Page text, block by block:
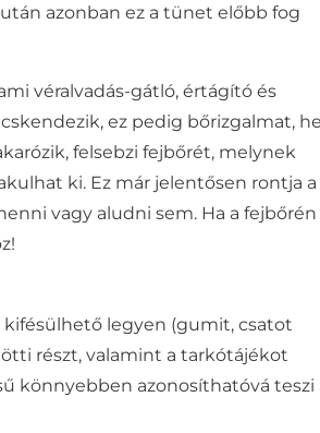
azonban ez a tünet előbb fog
véralvadás-gátló, értágító és
ez pedig bőrizgalmat,
felsebzi fejbőrét, melynek
ki. Ez már jelentősen rontja a
vagy aludni sem. Ha a fejbőrén
legyen (gumit, csatot
részt, valamint a tarkótájékot
könnyebben azonosíthatóvá teszi